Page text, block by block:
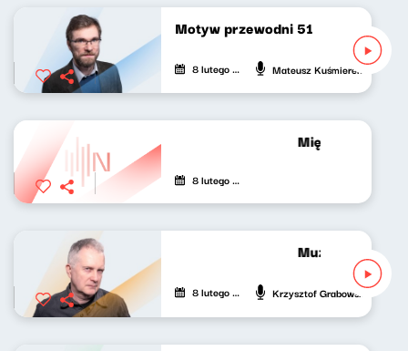
Motyw przewodni 51
8 lutego 2022 Mateusz Kuśmierek
Między nami
8 lutego 2022
Muzyka bardzo
8 lutego 2022 Krzysztof Grabowski